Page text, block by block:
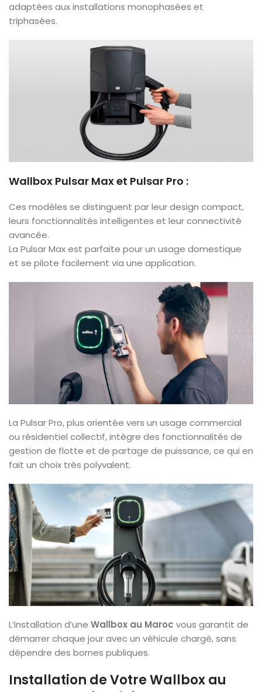
adaptées aux installations monophasées et
triphasées.
Wallbox Pulsar Max et Pulsar Pro :
Ces modèles se distinguent par leur design compact,
leurs fonctionnalités intelligentes et leur connectivité
avancée.
La Pulsar Max est parfaite pour un usage domestique
et se pilote facilement via une application.
La Pulsar Pro, plus orientée vers un usage commercial
ou résidentiel collectif, intègre des fonctionnalités de
gestion de flotte et de partage de puissance, ce qui en
fait un choix très polyvalent.
L’installation d’une Wallbox au Maroc vous garantit de
démarrer chaque jour avec un véhicule chargé, sans
dépendre des bornes publiques.
Installation de Votre Wallbox au